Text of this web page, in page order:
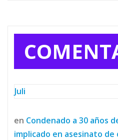
Juli
en Condenado a 30 años
implicado en asesinato de